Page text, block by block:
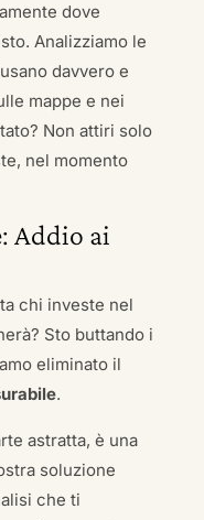
dove
Analizziamo le
davvero e
mappe e nei
Non attiri solo
nel momento
Addio ai
chi investe nel
Sto buttando i
eliminato il
.
astratta, è una
soluzione
che ti